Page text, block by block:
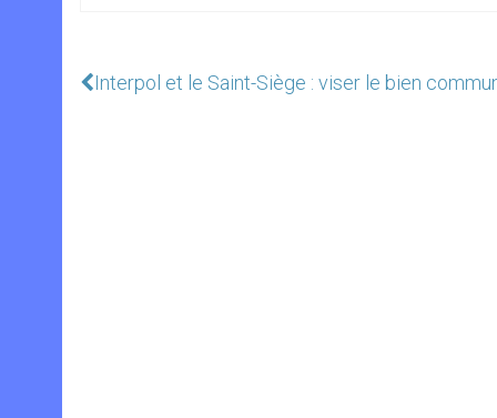
Interpol et le Saint-Siège : viser le bien